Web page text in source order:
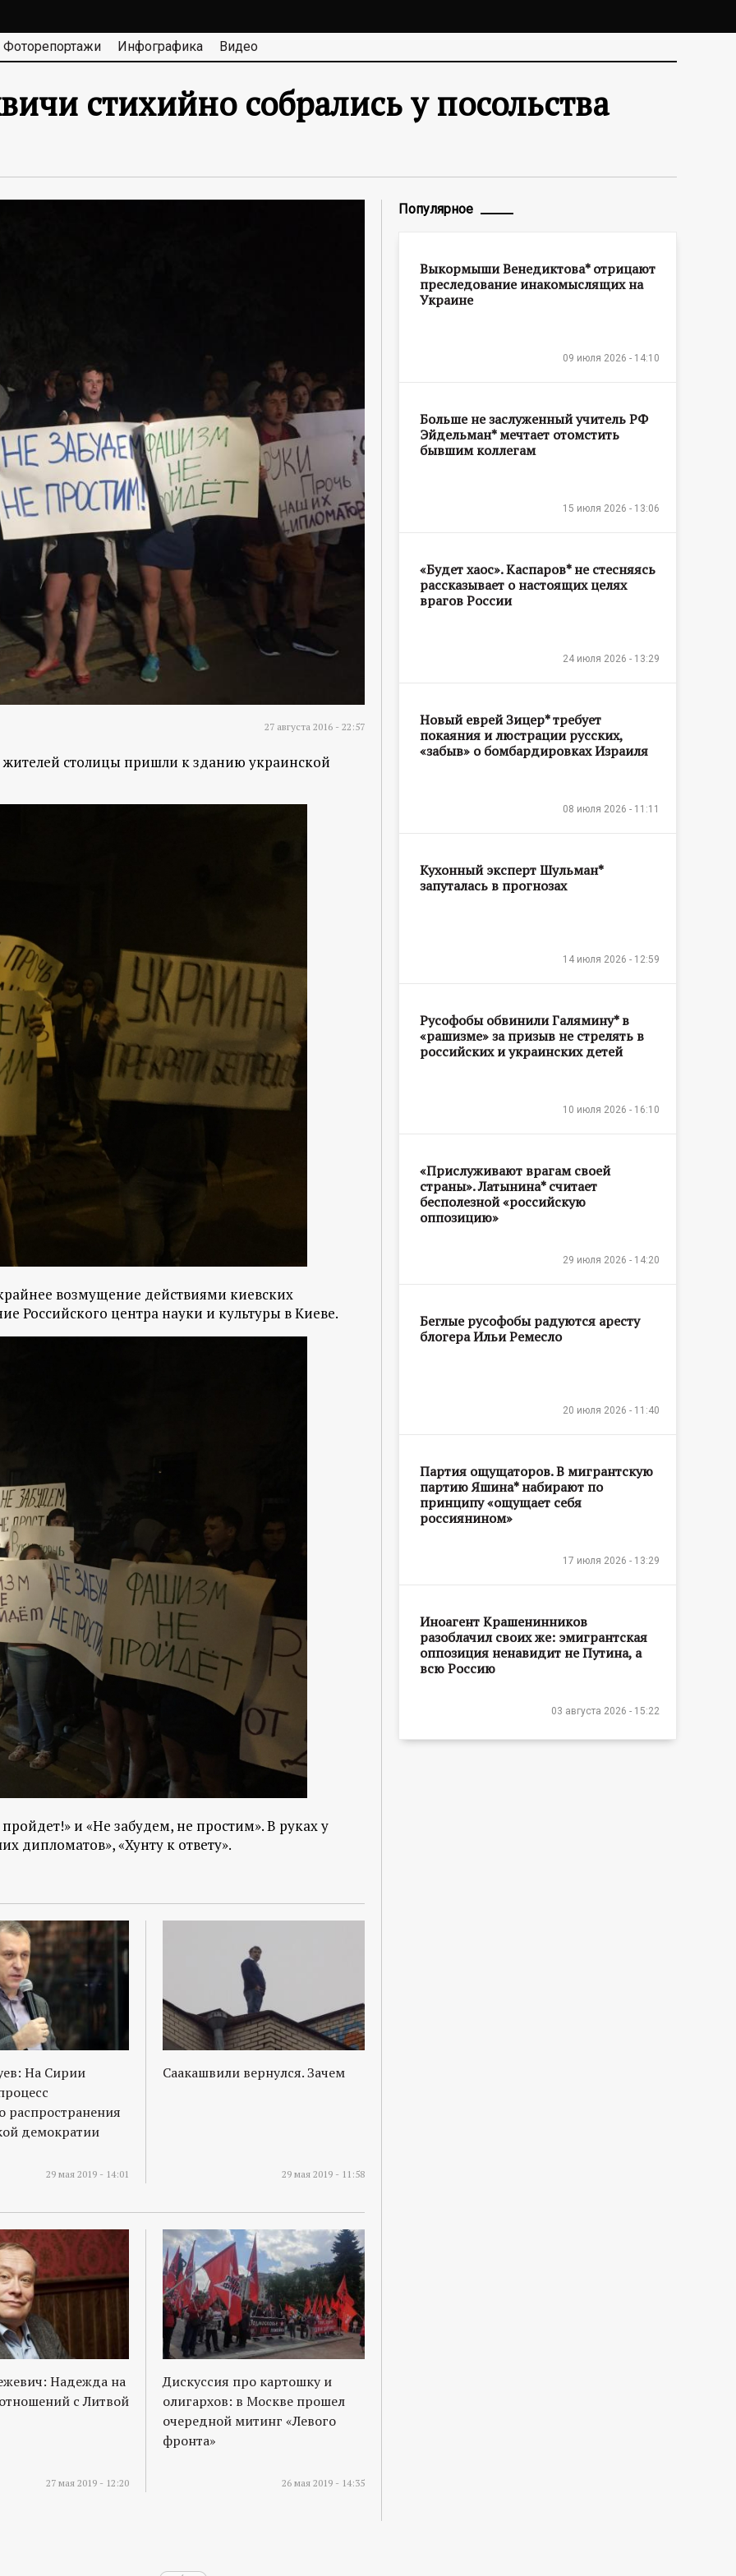
Фоторепортажи Инфографика Видео
стихийно собрались у посольства
27 августа 2016 - 22:57
столицы пришли к зданию украинской
возмущение действиями киевских
Российского центра науки и культуры в Киеве.
и «Не забудем, не простим». В руках у
дипломатов», «Хунту к ответу».
На Сирии
распространения
демократии
29 мая 2019 - 14:01
Саакашвили вернулся. Зачем
29 мая 2019 - 11:58
Надежда на
с Литвой
27 мая 2019 - 12:20
Дискуссия про картошку и
олигархов: в Москве прошел
очередной митинг «Левого
фронта»
26 мая 2019 - 14:35
Популярное
Выкормыши Венедиктова* отрицают
преследование инакомыслящих на
Украине
09 июля 2026 - 14:10
Больше не заслуженный учитель РФ
Эйдельман* мечтает отомстить
бывшим коллегам
15 июля 2026 - 13:06
«Будет хаос». Каспаров* не стесняясь
рассказывает о настоящих целях
врагов России
24 июля 2026 - 13:29
Новый еврей Зицер* требует
покаяния и люстрации русских,
«забыв» о бомбардировках Израиля
08 июля 2026 - 11:11
Кухонный эксперт Шульман*
запуталась в прогнозах
14 июля 2026 - 12:59
Русофобы обвинили Галямину* в
«рашизме» за призыв не стрелять в
российских и украинских детей
10 июля 2026 - 16:10
«Прислуживают врагам своей
страны». Латынина* считает
бесполезной «российскую
оппозицию»
29 июля 2026 - 14:20
Беглые русофобы радуются аресту
блогера Ильи Ремесло
20 июля 2026 - 11:40
Партия ощущаторов. В мигрантскую
партию Яшина* набирают по
принципу «ощущает себя
россиянином»
17 июля 2026 - 13:29
Иноагент Крашенинников
разоблачил своих же: эмигрантская
оппозиция ненавидит не Путина, а
всю Россию
03 августа 2026 - 15:22